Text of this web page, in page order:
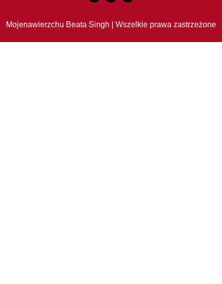
Mojenawierzchu Beata Singh | Wszelkie prawa zastrzeżone